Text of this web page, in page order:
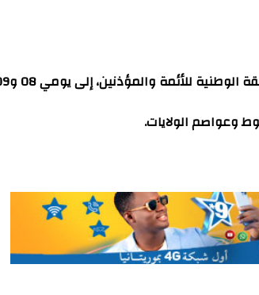
08 و09 من شهر مارس المقبل، نظرا لتزامنها مع فترة الامتحانات.
وعواصم الولايات.